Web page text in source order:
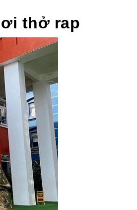
thở rap